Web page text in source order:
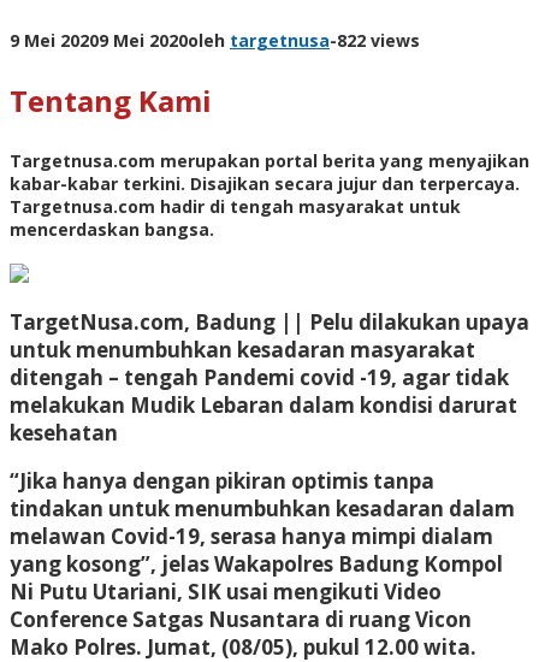
9 Mei 20209 Mei 2020oleh targetnusa-822 views
Tentang Kami
Targetnusa.com merupakan portal berita yang menyajikan
kabar-kabar terkini. Disajikan secara jujur dan terpercaya.
Targetnusa.com hadir di tengah masyarakat untuk
mencerdaskan bangsa.
TargetNusa.com, Badung || Pelu dilakukan upaya
untuk menumbuhkan kesadaran masyarakat
ditengah – tengah Pandemi covid -19, agar tidak
melakukan Mudik Lebaran dalam kondisi darurat
kesehatan
“Jika hanya dengan pikiran optimis tanpa
tindakan untuk menumbuhkan kesadaran dalam
melawan Covid-19, serasa hanya mimpi dialam
yang kosong”, jelas Wakapolres Badung Kompol
Ni Putu Utariani, SIK usai mengikuti Video
Conference Satgas Nusantara di ruang Vicon
Mako Polres. Jumat, (08/05), pukul 12.00 wita.